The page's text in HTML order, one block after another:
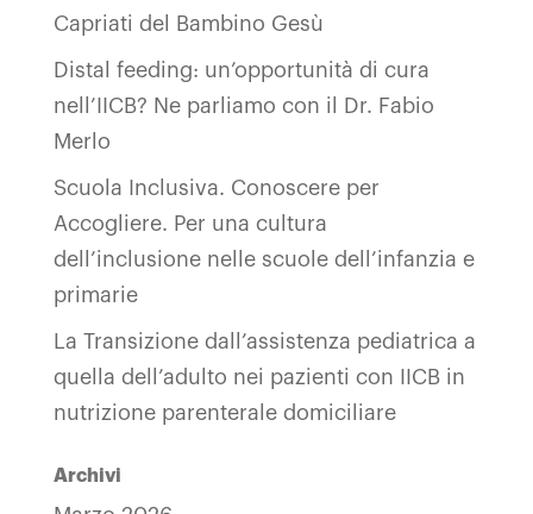
Capriati del Bambino Gesù
Distal feeding: un’opportunità di cura
nell’IICB? Ne parliamo con il Dr. Fabio
Merlo
Scuola Inclusiva. Conoscere per
Accogliere. Per una cultura
dell’inclusione nelle scuole dell’infanzia e
primarie
La Transizione dall’assistenza pediatrica a
quella dell’adulto nei pazienti con IICB in
nutrizione parenterale domiciliare
Archivi